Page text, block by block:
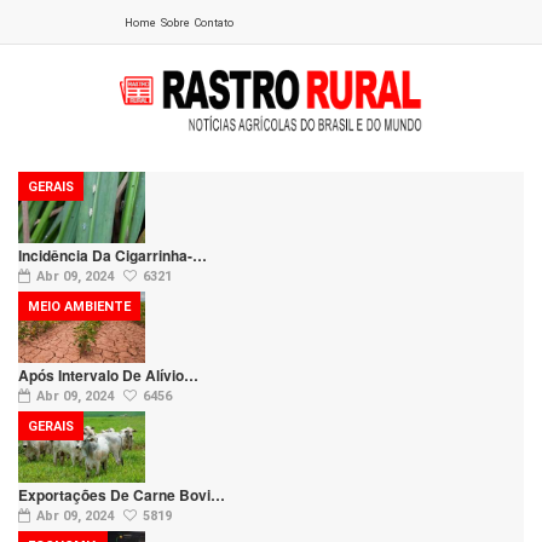
Home Sobre Contato
Incidência Da Cigarrinha-…
Abr 09, 2024 6321
GERAIS
Após Intervalo De Alívio…
Abr 09, 2024 6456
MEIO AMBIENTE
Exportações De Carne Bovi…
Abr 09, 2024 5819
GERAIS